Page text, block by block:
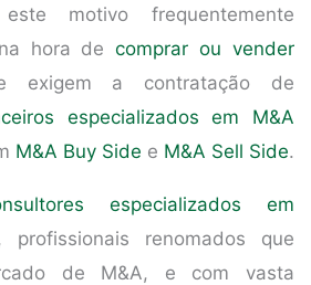
motivo frequentemente
na hora decomprar ou vender
exigem a contratação de
especializados em M&A
M&A Buy Side e M&A Sell Side.
especializados em
profissionais renomados que
de M&A, e com vasta